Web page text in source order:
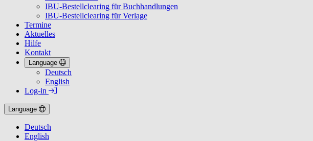
IBU-Bestellclearing für Buchhandlungen
IBU-Bestellclearing für Verlage
Termine
Aktuelles
Hilfe
Kontakt
Language
Deutsch
English
Log-in
Language
Deutsch
English